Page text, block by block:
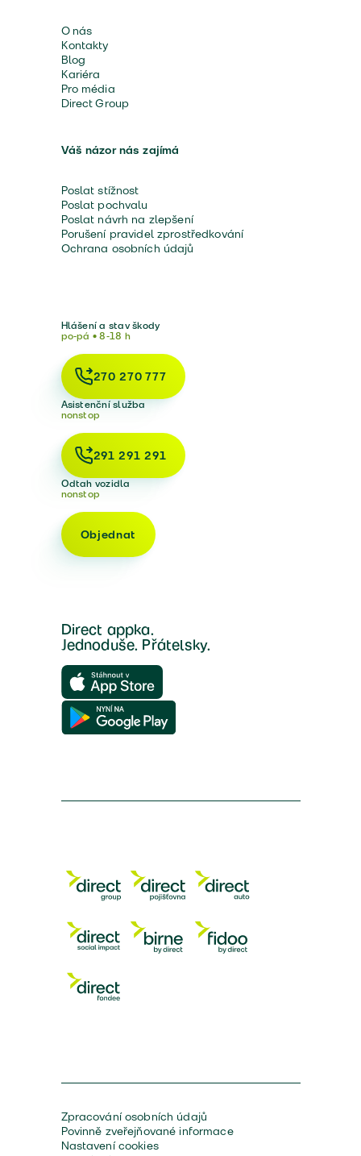
O nás
Kontakty
Blog
Kariéra
Pro média
Direct Group
Váš názor nás zajímá
Poslat stížnost
Poslat pochvalu
Poslat návrh na zlepšení
Porušení pravidel zprostředkování
Ochrana osobních údajů
Hlášení a stav škody
po-pá • 8-18 h
270 270 777
Asistenční služba
nonstop
291 291 291
Odtah vozidla
nonstop
Objednat
Direct appka.
Jednoduše. Přátelsky.
Zpracování osobních údajů
Povinně zveřejňované informace
Nastavení cookies